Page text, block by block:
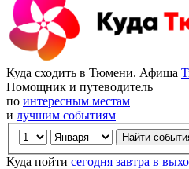
Куда сходить в Тюмени. Афиша
Помощник и путеводитель
по интересным местам
и лучшим событиям
Куда пойти сегодня завтра в